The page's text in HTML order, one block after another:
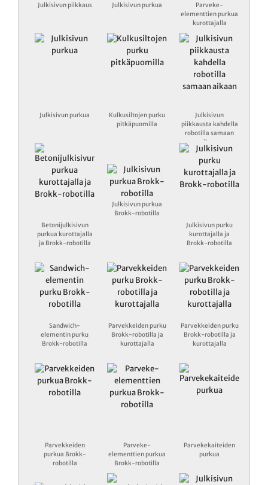
Julkisivun piikkaus Julkisivun purkua
Parveke-
elementtien purkua
kurottajalla
Julkisivun purkua
Kulkusiltojen purku
pitkäpuomilla
Julkisivun
piikkausta kahdella
robotilla samaan
aikaan
Betonijulkisivun
purkua kurottajalla
ja Brokk-robotilla
Julkisivun purkua
Brokk-robotilla
Julkisivun purku
kurottajalla ja
Brokk-robotilla
Sandwich-
elementin purku
Brokk-robotilla
Parvekkeiden purku
Brokk-robotilla ja
kurottajalla
Parvekkeiden purku
Brokk-robotilla ja
kurottajalla
Parvekkeiden
purkua Brokk-
robotilla
Parveke-
elementtien purkua
Brokk-robotilla
Parvekekaiteiden
purkua